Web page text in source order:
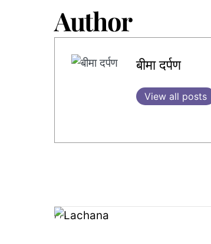
Author
बीमा दर्पण
View all posts
,,,